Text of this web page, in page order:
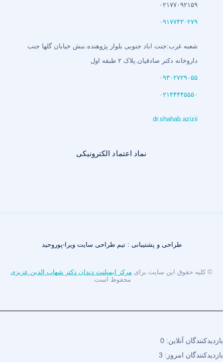
۰۲۱۷۷۰۹۲۱۵۹
۰۹۱۷۷۴۳۰۲۷۹
شعبه غرب:جنت اباد جنوبی بلوار پژوهنده.نبش خیابان گلها جنب
داروخانه دکتر صادقیان.پلاک ۲ طبقه اول
۰۹۳۰۲۷۲۹۰۵۵
۰۲۱۴۴۴۴۵۵۵۰
dr.shahab.azizii
نماد اعتماد الکترونیکی
© کلیه حقوق این سایت برای مرکز ایمپلنت دندان دکتر شهاب الدین عزیزی
محفوظ است.
طراحی و پشتیبانی : تیم طراحی سایت ویرا-پوروحید
بازدیدکنندگان آنلاین: 0
بازدیدکنندگان امروز: 3